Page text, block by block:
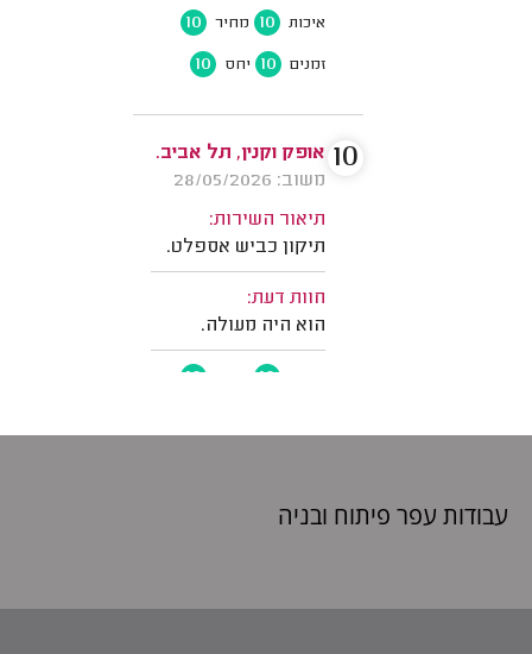
עבודות עפר פיתוח ובניה